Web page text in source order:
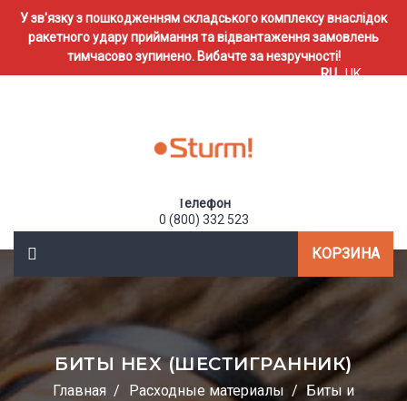
У зв'язку з пошкодженням складського комплексу внаслідок
ракетного удару приймання та відвантаження замовлень
тимчасово зупинено. Вибачте за незручності!
Телефон
0 (800) 332 523
КОРЗИНА
БИТЫ HEX (ШЕСТИГРАННИК)
Главная Расходные материалы
Биты и
RU UK